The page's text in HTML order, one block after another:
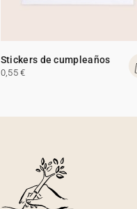
Stickers de cumpleaños
0,55 €